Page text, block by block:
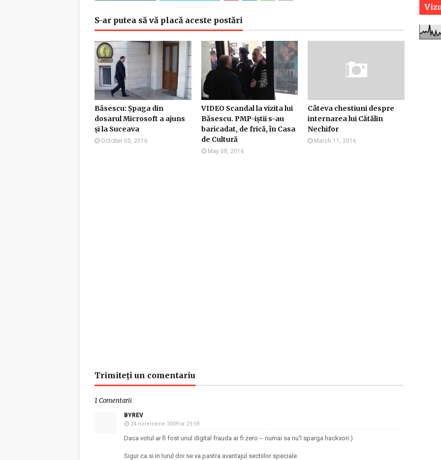
S-ar putea să vă placă aceste postări
Băsescu: Șpaga din
dosarul Microsoft a ajuns
și la Suceava
October 05, 2016
VIDEO Scandal la vizita lui
Băsescu. PMP-iștii s-au
baricadat, de frică, în Casa
de Cultură
May 08, 2016
Câteva chestiuni despre
internarea lui Cătălin
Nechifor
March 11, 2016
Trimiteți un comentariu
1 Comentarii
BYREV
24 noiembrie 2009 la 23:59
Daca votul ar fi fost unul digital frauda ar fi zero -- numai sa nu'l sparga hackxori:)
Sigur ca si in turul doi se va pastra avantajul sectiilor speciale.